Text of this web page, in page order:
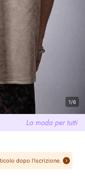
1/6
dopo l'iscrizione.